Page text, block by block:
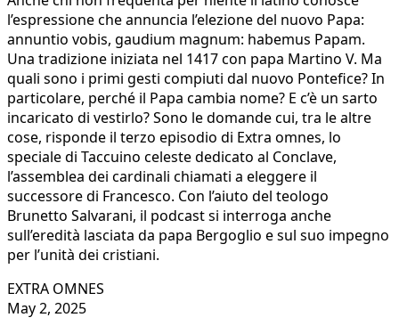
l’espressione che annuncia l’elezione del nuovo Papa:
annuntio vobis, gaudium magnum: habemus Papam.
Una tradizione iniziata nel 1417 con papa Martino V. Ma
quali sono i primi gesti compiuti dal nuovo Pontefice? In
particolare, perché il Papa cambia nome? E c’è un sarto
incaricato di vestirlo? Sono le domande cui, tra le altre
cose, risponde il terzo episodio di Extra omnes, lo
speciale di Taccuino celeste dedicato al Conclave,
l’assemblea dei cardinali chiamati a eleggere il
successore di Francesco. Con l’aiuto del teologo
Brunetto Salvarani, il podcast si interroga anche
sull’eredità lasciata da papa Bergoglio e sul suo impegno
per l’unità dei cristiani.
EXTRA OMNES
May 2, 2025